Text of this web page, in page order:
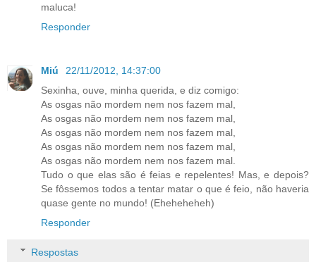
maluca!
Responder
Miú
22/11/2012, 14:37:00
Sexinha, ouve, minha querida, e diz comigo:
As osgas não mordem nem nos fazem mal,
As osgas não mordem nem nos fazem mal,
As osgas não mordem nem nos fazem mal,
As osgas não mordem nem nos fazem mal,
As osgas não mordem nem nos fazem mal.
Tudo o que elas são é feias e repelentes! Mas, e depois?
Se fôssemos todos a tentar matar o que é feio, não haveria
quase gente no mundo! (Eheheheheh)
Responder
Respostas